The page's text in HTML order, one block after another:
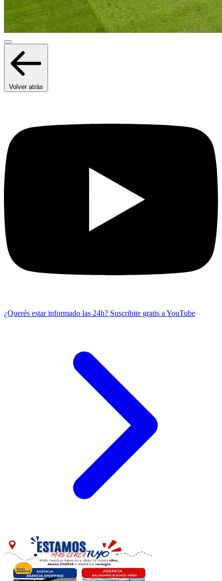
Volver atrás
¿Querés estar informado las 24h? Suscribite gratis a YouTube